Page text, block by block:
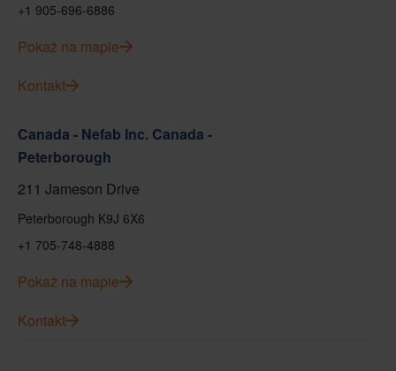
+1 905-696-6886
Pokaż na mapie
Kontakt
Canada - Nefab Inc. Canada -
Peterborough
211 Jameson Drive
Peterborough K9J 6X6
+1 705-748-4888
Pokaż na mapie
Kontakt